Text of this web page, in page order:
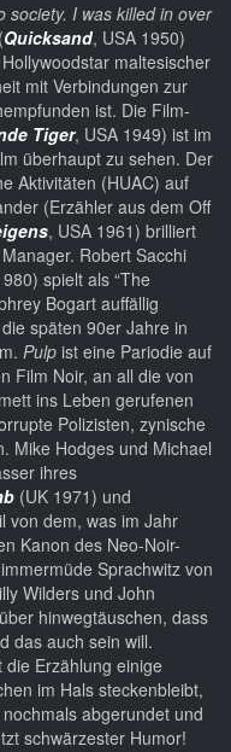
society. I was killed in over
Quicksand, USA 1950)
maltesischer
mit Verbindungen zur
ist. Die Film-
Tiger, USA 1949) ist im
überhaupt zu sehen. Der
Aktivitäten (HUAC) auf
(Erzähler aus dem Off
, USA 1961) brilliert
Robert Sacchi
spielt als “The
Bogart auffällig
späten 90er Jahre in
Pulp ist eine Pariodie auf
Film Noir, an all die von
ins Leben gerufenen
Polizisten, zynische
Mike Hodges und Michael
ihres
(UK 1971) und
von dem, was im Jahr
Kanon des Neo-Noir-
Sprachwitz von
Wilders und John
hinwegtäuschen, dass
das auch sein will.
Erzählung einige
im Hals steckenbleibt,
abgerundet und
schwärzester Humor!